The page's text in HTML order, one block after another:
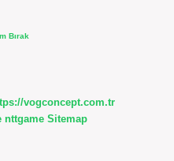
Bırak
vogconcept.com.tr
nttgame Sitemap